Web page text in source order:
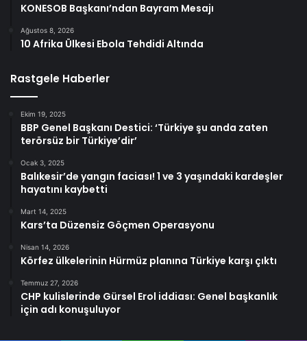
KONESOB Başkanı’ndan Bayram Mesajı
Ağustos 8, 2026
10 Afrika Ülkesi Ebola Tehdidi Altında
Rastgele Haberler
Ekim 19, 2025
BBP Genel Başkanı Destici: ‘Türkiye şu anda zaten
terörsüz bir Türkiye’dir’
Ocak 3, 2025
Balıkesir’de yangın faciası! 1 ve 3 yaşındaki kardeşler
hayatını kaybetti
Mart 14, 2025
Kars’ta Düzensiz Göçmen Operasyonu
Nisan 14, 2026
Körfez ülkelerinin Hürmüz planına Türkiye karşı çıktı
Temmuz 27, 2026
CHP kulislerinde Gürsel Erol iddiası: Genel başkanlık
için adı konuşuluyor